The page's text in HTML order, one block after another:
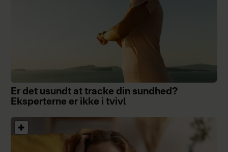
Er det usundt at tracke din sundhed?
Eksperterne er ikke i tvivl